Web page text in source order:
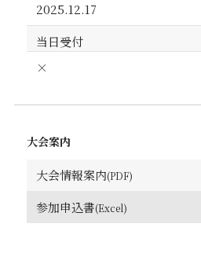
2025.12.17
当日受付
×
大会案内
大会情報案内
参加申込書